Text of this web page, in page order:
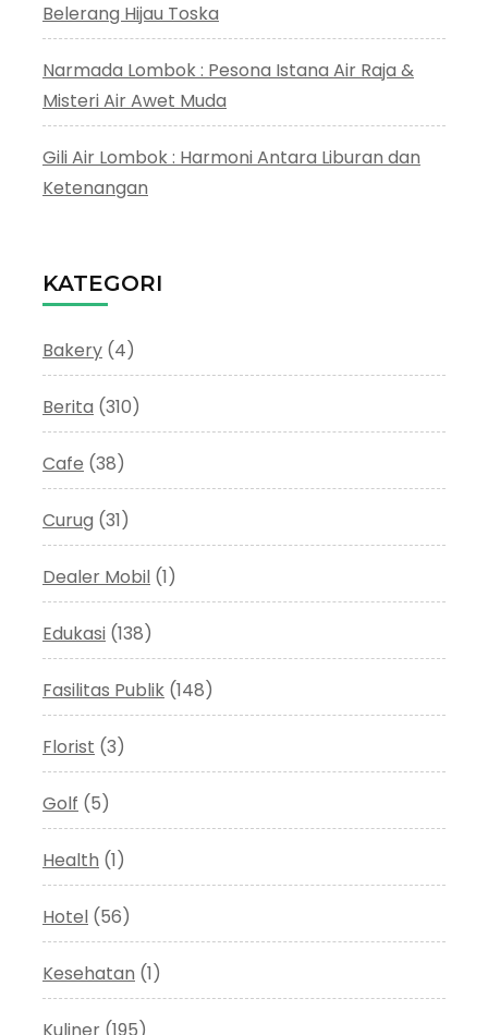
Belerang Hijau Toska
Narmada Lombok : Pesona Istana Air Raja &
Misteri Air Awet Muda
Gili Air Lombok : Harmoni Antara Liburan dan
Ketenangan
KATEGORI
Bakery (4)
Berita (310)
Cafe (38)
Curug (31)
Dealer Mobil (1)
Edukasi (138)
Fasilitas Publik (148)
Florist (3)
Golf (5)
Health (1)
Hotel (56)
Kesehatan (1)